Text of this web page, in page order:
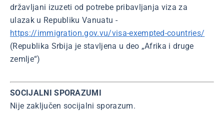
državljani izuzeti od potrebe pribavljanja viza za
ulazak u Republiku Vanuatu -
https://immigration.gov.vu/visa-exempted-countries/
(Republika Srbija je stavljena u deo „Afrika i druge
zemlje“)
SOCIJALNI SPORAZUMI
Nije zaključen socijalni sporazum.